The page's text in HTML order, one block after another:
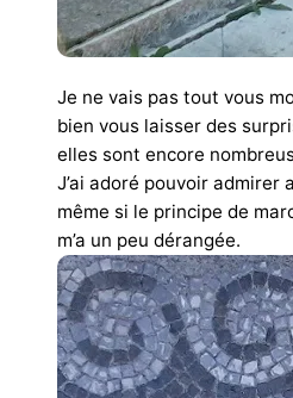
Je ne vais pas tout vous
bien vous laisser des
elles sont encore
J’ai adoré pouvoir admirer
même si le principe de
m’a un peu dérangée.